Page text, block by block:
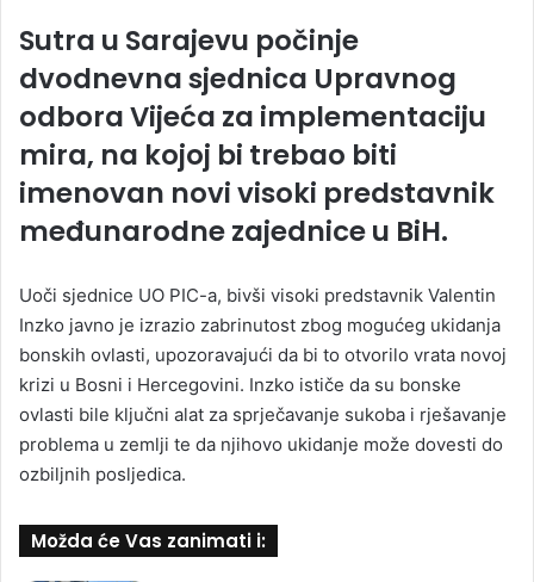
Sutra u Sarajevu počinje
dvodnevna sjednica Upravnog
odbora Vijeća za implementaciju
mira, na kojoj bi trebao biti
imenovan novi visoki predstavnik
međunarodne zajednice u BiH.
Uoči sjednice UO PIC-a, bivši visoki predstavnik Valentin
Inzko javno je izrazio zabrinutost zbog mogućeg ukidanja
bonskih ovlasti, upozoravajući da bi to otvorilo vrata novoj
krizi u Bosni i Hercegovini. Inzko ističe da su bonske
ovlasti bile ključni alat za sprječavanje sukoba i rješavanje
problema u zemlji te da njihovo ukidanje može dovesti do
ozbiljnih posljedica.
Možda će Vas zanimati i: